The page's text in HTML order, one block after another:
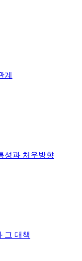
계
성과 처우방향
그 대책